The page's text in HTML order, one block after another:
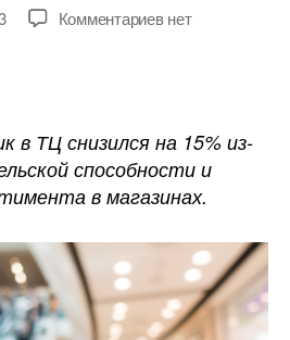
Комментариевк
торговых
оказался
на
ниже,
чем
год
назад
нет
в ТЦ снизился на 15% из-
способности и
в магазинах.